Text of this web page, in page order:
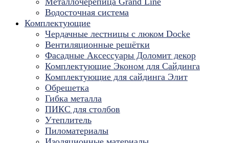
Водосточная система
Комплектующие
Чердачные лестницы с люком Docke
Вентиляционные решётки
Фасадные Аксессуары Доломит декор
Комплектующие Эконом для Сайдинга
Комплектующие для cайдинга Элит
Обрешетка
Гибка металла
ПИКС для столбов
Утеплитель
Пиломатериалы